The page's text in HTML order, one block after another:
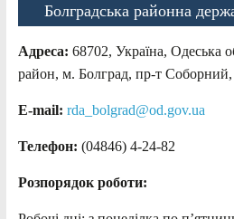
Болградська районна
Адреса: 68702, Україна, Одеська
район, м. Болград, пр-т
E-mail: rda_bolgrad@od.gov.ua
Телефон: (04846) 4-24-82
Розпорядок роботи: